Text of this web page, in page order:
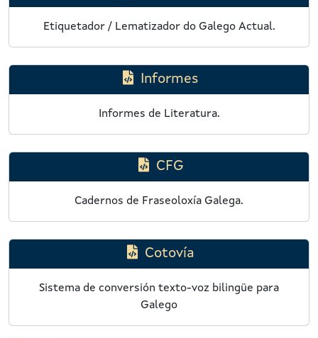
Etiquetador / Lematizador do Galego Actual.
Informes
Informes de Literatura.
CFG
Cadernos de Fraseoloxía Galega.
Cotovía
Sistema de conversión texto-voz bilingüe para
Galego